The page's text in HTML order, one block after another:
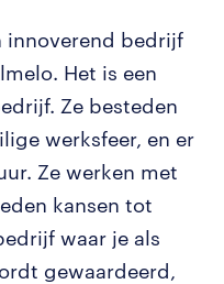
innoverend bedrijf
Het is een
Ze besteden
werksfeer, en er
Ze werken met
kansen tot
waar je als
gewaardeerd,